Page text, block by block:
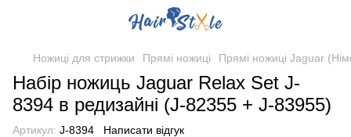
Ножиці для стрижки Прямі ножиці Прямі ножиці Jaguar
Набір ножиць Jaguar Relax Set J-
8394 в редизайні (J-82355 + J-83955)
Артикул: J-8394 Написати відгук